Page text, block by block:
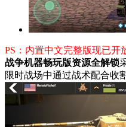
PS：内置中文完整版现已开
战争机器畅玩版资源全解锁
限时战场中通过战术配合收